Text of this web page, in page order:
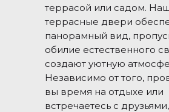
террасой или садом.
террасные двери
панорамный вид,
обилие естественного
создают уютную
Независимо от того,
вы время на отдыхе или
встречаетесь с